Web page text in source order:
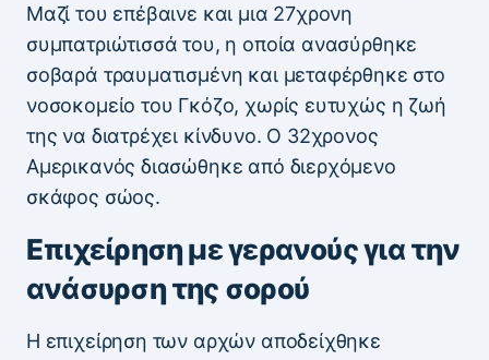
Μαζί του επέβαινε και μια 27χρονη
συμπατριώτισσά του, η οποία ανασύρθηκε
σοβαρά τραυματισμένη και μεταφέρθηκε στο
νοσοκομείο του Γκόζο, χωρίς ευτυχώς η ζωή
της να διατρέχει κίνδυνο. Ο 32χρονος
Αμερικανός διασώθηκε από διερχόμενο
σκάφος σώος.
Επιχείρηση με γερανούς για την
ανάσυρση της σορού
Η επιχείρηση των αρχών αποδείχθηκε